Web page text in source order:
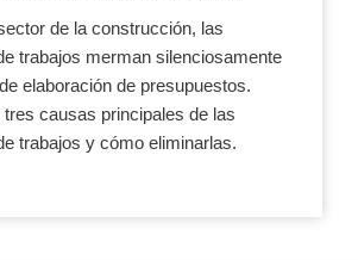
de la construcción, las
trabajos merman silenciosamente
elaboración de presupuestos.
causas principales de las
trabajos y cómo eliminarlas.